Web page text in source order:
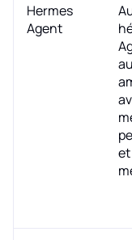
Hermes
Agent
et